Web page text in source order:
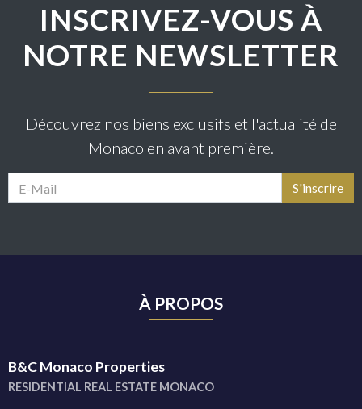
INSCRIVEZ-VOUS À
NOTRE NEWSLETTER
Découvrez nos biens exclusifs et l'actualité de
Monaco en avant première.
À PROPOS
B&C Monaco Properties
RESIDENTIAL REAL ESTATE MONACO